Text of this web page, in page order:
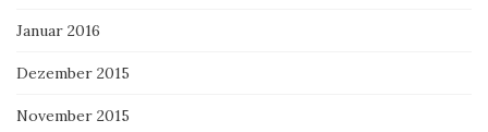
Januar 2016
Dezember 2015
November 2015